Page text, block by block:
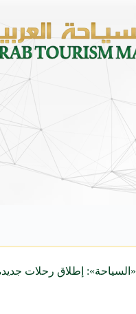
«السياحة»: إطلاق رحلات